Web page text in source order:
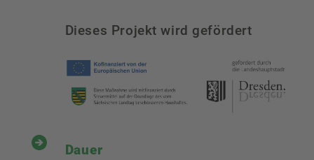
Dieses Projekt wird gefördert
Dauer